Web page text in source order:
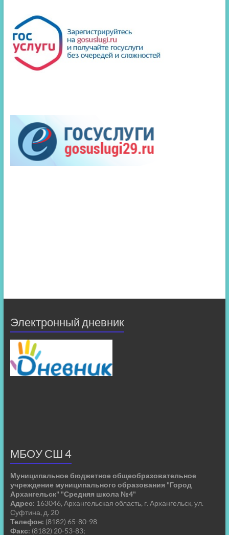
Электронный дневник
МБОУ СШ 4
Муниципальное бюджетное общеобразовательное
учреждение муниципального образования "Город
Архангельск" "Средняя школа №4"
Адрес: 163046, Архангельская область, г. Архангельск, ул.
Суфтина, д. 20
Телефон: (8182) 65-80-98
Факс: (8182) 20-53-83;